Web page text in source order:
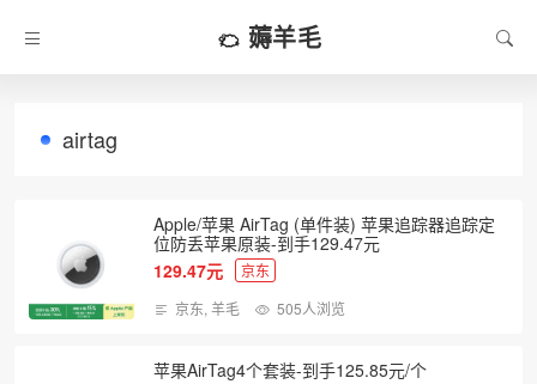
薅羊毛
airtag
Apple/苹果 AirTag (单件装) 苹果追踪器追踪定
位防丢苹果原装-到手129.47元
129.47元
京东
京东, 羊毛 505人浏览
苹果AirTag4个套装-到手125.85元/个